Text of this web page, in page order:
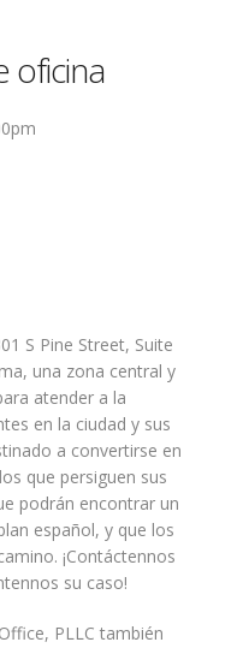
oficina
S Pine Street, Suite
una zona central y
atender a la
en la ciudad y sus
a convertirse en
que persiguen sus
podrán encontrar un
español, y que los
¡Contáctennos
su caso!
PLLC también